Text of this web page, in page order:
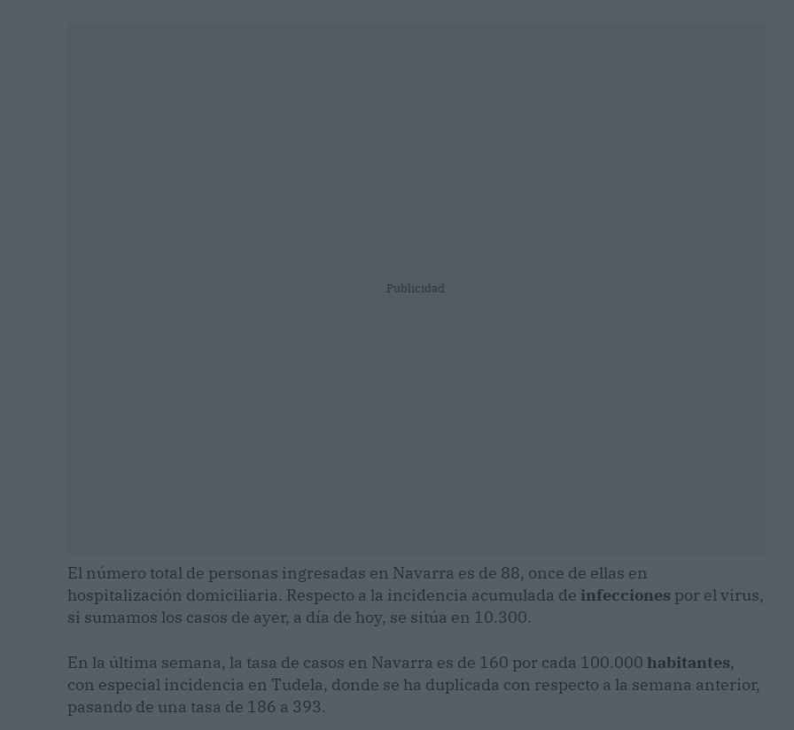
Publicidad
El número total de personas ingresadas en Navarra es de 88, once de ellas en
hospitalización domiciliaria. Respecto a la incidencia acumulada de infecciones por el virus,
si sumamos los casos de ayer, a día de hoy, se sitúa en 10.300.
En la última semana, la tasa de casos en Navarra es de 160 por cada 100.000 habitantes,
con especial incidencia en Tudela, donde se ha duplicada con respecto a la semana anterior,
pasando de una tasa de 186 a 393.